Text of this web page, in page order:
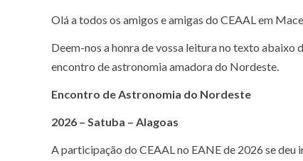
Olá a todos os amigos e amigas do CEAAL em
Deem-nos a honra de vossa leitura no texto
encontro de astronomia amadora do Nordeste.
Encontro de Astronomia do Nordeste
2026 – Satuba – Alagoas
A participação do CEAAL no EANE de 2026 se